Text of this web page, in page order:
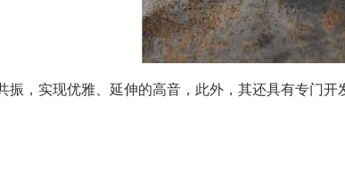
，实现优雅、延伸的高音，此外，其还具有专门开